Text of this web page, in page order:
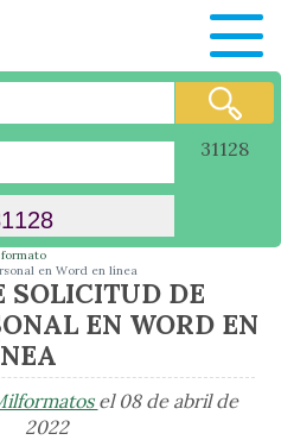
31128
en Word en línea
SOLICITUD DE
EN WORD EN
el 08 de abril de
2022